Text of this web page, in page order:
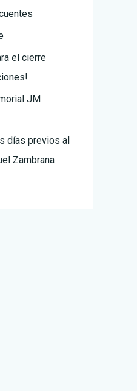
el cierre
JM
días previos al
Zambrana